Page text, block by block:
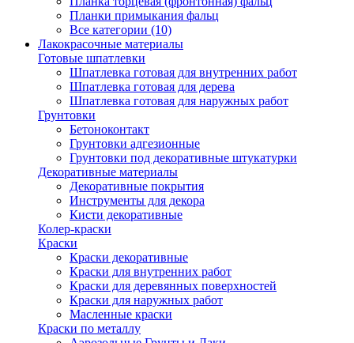
Планки примыкания фальц
Все категории (10)
Лакокрасочные материалы
Готовые шпатлевки
Шпатлевка готовая для внутренних работ
Шпатлевка готовая для дерева
Шпатлевка готовая для наружных работ
Грунтовки
Бетоноконтакт
Грунтовки адгезионные
Грунтовки под декоративные штукатурки
Декоративные материалы
Декоративные покрытия
Инструменты для декора
Кисти декоративные
Колер-краски
Краски
Краски декоративные
Краски для внутренних работ
Краски для деревянных поверхностей
Краски для наружных работ
Масленные краски
Краски по металлу